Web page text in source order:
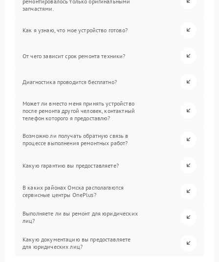
запчастями.
Как я узнаю, что мое устройство готово?
От чего зависит срок ремонта техники?
Диагностика проводится бесплатно?
Может ли вместо меня принять устройство
после ремонта другой человек, контактный
телефон которого я предоставлю?
Возможно ли получать обратную связь в
процессе выполнения ремонтных работ?
Какую гарантию вы предоставляете?
В каких районах Омска располагаются
сервисные центры OnePlus?
Выполняете ли вы ремонт для юридических
лиц?
Какую документацию вы предоставляете
для юридических лиц?